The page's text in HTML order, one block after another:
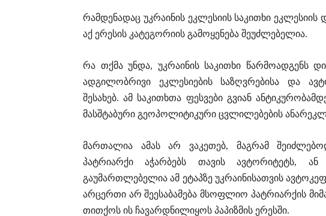
რამდენადაც უკრაინის ეკლესიის საკითხი
აქ ერესის კატეგორიის გამოყენება შეუძლებელია.
რა თქმა უნდა, უკრაინის საკითხი წარმოადგენს
ადგილობრივი ეკლესიების საზღვრებისა და
შესახებ. ამ საკითხთა ფესვები გვიან
მასშტაბური გეოპოლიტიკური ცვლილებების
მართალია ამას არ ვაკეთებ, მაგრამ
პატრიარქი აჭარბებს თავის ავტორიტეტს,
გაუმართლებელია ამ ეტაპზე უკრაინისათვის
არცერთი არ შეესაბამება მსოფლიო პატრიარქის
თითქოს ის ჩავარდნილიყოს პაპიზმის ერესში.